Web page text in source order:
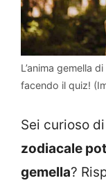
L’anima gemella
facendo il quiz!
Sei curioso
zodiacale
gemella?